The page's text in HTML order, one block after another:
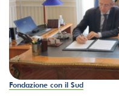
Fondazione con il Sud